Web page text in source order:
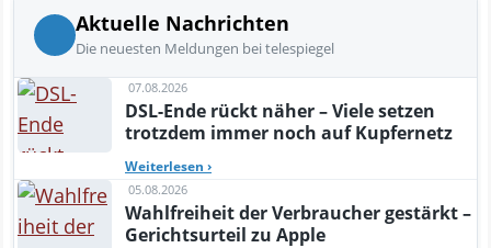
Aktuelle Nachrichten
Die neuesten Meldungen bei telespiegel
07.08.2026
DSL-Ende rückt näher – Viele setzen
trotzdem immer noch auf Kupfernetz
Weiterlesen ›
05.08.2026
Wahlfreiheit der Verbraucher gestärkt –
Gerichtsurteil zu Apple